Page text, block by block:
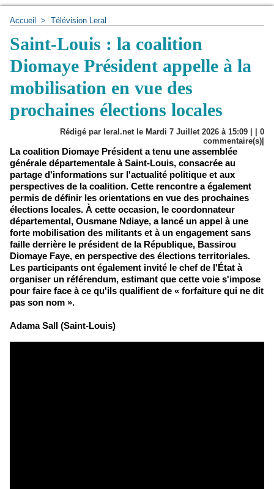
Accueil > Télévision Leral
Saint-Louis : la coalition
Diomaye Président appelle à la
mobilisation en vue des
prochaines élections locales
Rédigé par leral.net le Mardi 7 Juillet 2026 à 15:09 | | 0
commentaire(s)|
La coalition Diomaye Président a tenu une assemblée
générale départementale à Saint-Louis, consacrée au
partage d'informations sur l'actualité politique et aux
perspectives de la coalition. Cette rencontre a également
permis de définir les orientations en vue des prochaines
élections locales. À cette occasion, le coordonnateur
départemental, Ousmane Ndiaye, a lancé un appel à une
forte mobilisation des militants et à un engagement sans
faille derrière le président de la République, Bassirou
Diomaye Faye, en perspective des élections territoriales.
Les participants ont également invité le chef de l'État à
organiser un référendum, estimant que cette voie s'impose
pour faire face à ce qu'ils qualifient de « forfaiture qui ne dit
pas son nom ».
Adama Sall (Saint-Louis)